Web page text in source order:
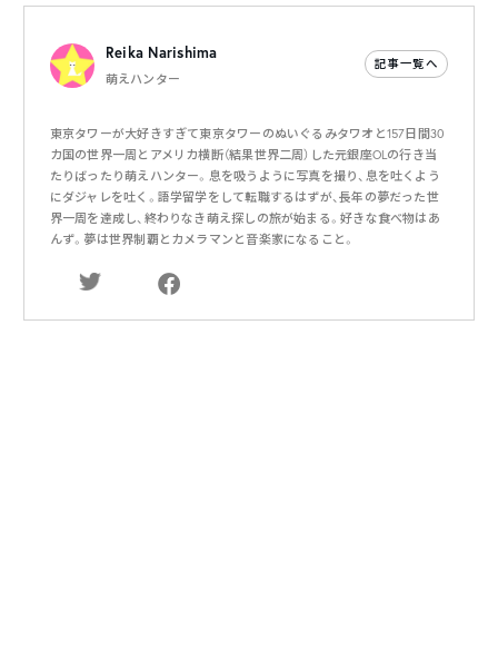
Reika Narishima
萌えハンター
記事一覧へ
東京タワーが大好きすぎて東京タワーのぬいぐるみタワオと157日間30
カ国の世界一周とアメリカ横断（結果世界二周）した元銀座OLの行き当
たりばったり萌えハンター。息を吸うように写真を撮り、息を吐くよう
にダジャレを吐く。語学留学をして転職するはずが、長年の夢だった世
界一周を達成し、終わりなき萌え探しの旅が始まる。好きな食べ物はあ
んず。夢は世界制覇とカメラマンと音楽家になること。